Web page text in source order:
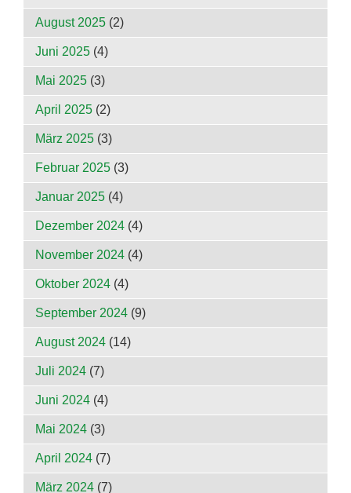
August 2025 (2)
Juni 2025 (4)
Mai 2025 (3)
April 2025 (2)
März 2025 (3)
Februar 2025 (3)
Januar 2025 (4)
Dezember 2024 (4)
November 2024 (4)
Oktober 2024 (4)
September 2024 (9)
August 2024 (14)
Juli 2024 (7)
Juni 2024 (4)
Mai 2024 (3)
April 2024 (7)
März 2024 (7)